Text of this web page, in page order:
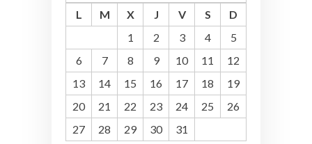
L M X J V S
D
1
2 3 4
5
6
7 8 9 10 11
12
13
14 15 16 17 18
19
20
21 22 23 24 25
26
27
28 29 30 31